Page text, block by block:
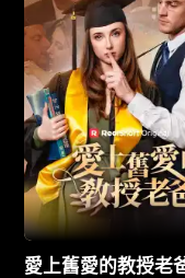
愛上舊愛的教授老